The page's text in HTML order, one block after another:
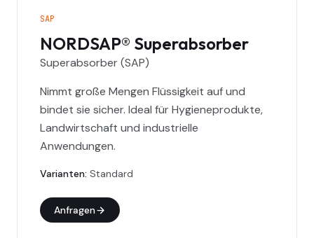
SAP
NORDSAP® Superabsorber
Superabsorber (SAP)
Nimmt große Mengen Flüssigkeit auf und
bindet sie sicher. Ideal für Hygieneprodukte,
Landwirtschaft und industrielle
Anwendungen.
Varianten: Standard
Anfragen